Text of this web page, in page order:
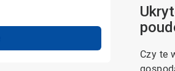
Czy te